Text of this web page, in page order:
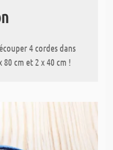
4 cordes dans
cm et 2 x 40 cm !